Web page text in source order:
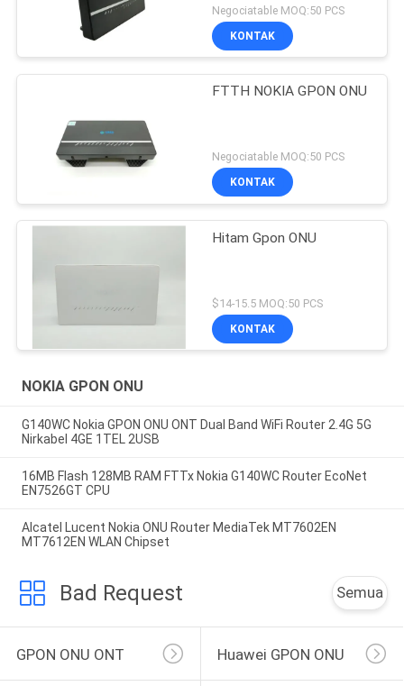
Negociatable MOQ:50 PCS
KONTAK
FTTH NOKIA GPON ONU
Negociatable MOQ:50 PCS
KONTAK
Hitam Gpon ONU
$14-15.5 MOQ:50 PCS
KONTAK
NOKIA GPON ONU
G140WC Nokia GPON ONU ONT Dual Band WiFi Router 2.4G 5G
Nirkabel 4GE 1TEL 2USB
16MB Flash 128MB RAM FTTx Nokia G140WC Router EcoNet
EN7526GT CPU
Alcatel Lucent Nokia ONU Router MediaTek MT7602EN
MT7612EN WLAN Chipset
Bad Request Semua
GPON ONU ONT Huawei GPON ONU